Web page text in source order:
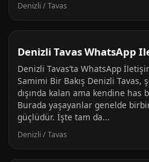
Denizli / Tavas
Denizli Tavas WhatsApp
Denizli Tavas’ta WhatsApp
Samimi Bir Bakış Denizli
dışında kalan ama kendine has
Burada yaşayanlar genelde
güçlüdür. İşte tam da...
Denizli / Tavas